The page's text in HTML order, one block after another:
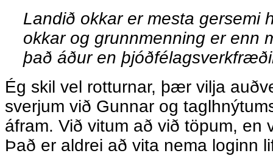
Landið okkar er mesta gersemi
okkar og grunnmenning er enn
það áður en
Ég skil vel rotturnar, þær vilja
sverjum við Gunnar og
áfram. Við vitum að við töpum, en
Það er aldrei að vita nema loginn